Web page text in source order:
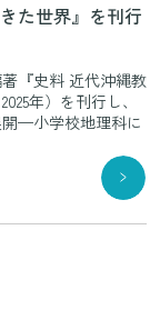
た世界』を刊行
『史料 近代沖縄教
年）を刊行し、
—小学校地理科に